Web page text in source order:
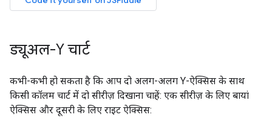
ड्यूअल-Y चार्ट
कभी-कभी हो सकता है कि आप दो अलग-अलग Y-ऐक्सिस के साथ
किसी कॉलम चार्ट में दो सीरीज़ दिखाना चाहें: एक सीरीज़ के लिए बायां
ऐक्सिस और दूसरी के लिए राइट ऐक्सिस: